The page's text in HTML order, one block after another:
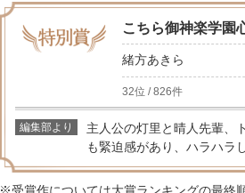
こちら御神楽学園
緒方あきら
32位 / 826件
編集部より
主人公の灯里と晴人先輩、
も緊迫感があり、ハラハラ
※受賞作については大賞ランキングの最終